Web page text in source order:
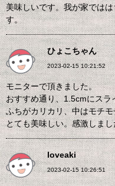
美味しいです。我が家では
す。
ひょこちゃん
2023-02-15 10:21:52
モニターで頂きました。
おすすめ通り、1.5cmにス
ふちがカリカリ、中はモチモ
とても美味しい。感激しまし
loveaki
2023-02-15 10:26:51